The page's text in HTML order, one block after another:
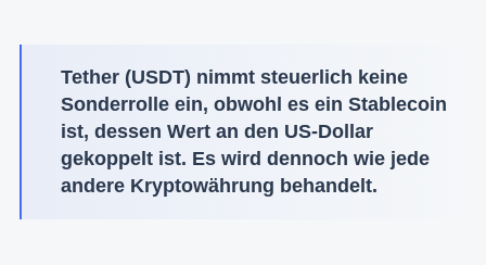
Tether (USDT) nimmt steuerlich keine
Sonderrolle ein, obwohl es ein Stablecoin
ist, dessen Wert an den US-Dollar
gekoppelt ist. Es wird dennoch wie jede
andere Kryptowährung behandelt.